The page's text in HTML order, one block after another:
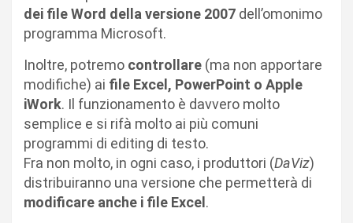
dei file Word della versione 2007 dell’omonimo
programma Microsoft.
Inoltre, potremo controllare (ma non apportare
modifiche) ai file Excel, PowerPoint o Apple
iWork. Il funzionamento è davvero molto
semplice e si rifà molto ai più comuni
programmi di editing di testo.
Fra non molto, in ogni caso, i produttori (DaViz)
distribuiranno una versione che permetterà di
modificare anche i file Excel .